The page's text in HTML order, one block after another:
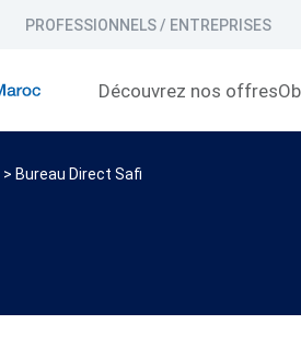
PROFESSIONNELS / ENTREPRISES
Découvrez nos offres
> Bureau Direct Safi